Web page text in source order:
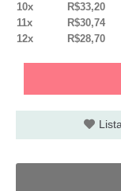
10x
R$33,20
11x
R$30,74
12x
R$28,70